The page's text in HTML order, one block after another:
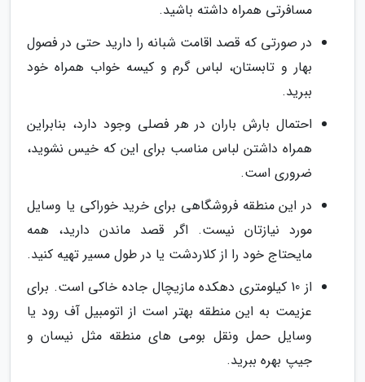
مسافرتی همراه داشته باشید.
در صورتی که قصد اقامت شبانه را دارید حتی در فصول
بهار و تابستان، لباس گرم و کیسه خواب همراه خود
ببرید.
احتمال بارش باران در هر فصلی وجود دارد، بنابراین
همراه داشتن لباس مناسب برای این که خیس نشوید،
ضروری است.
در این منطقه فروشگاهی برای خرید خوراکی یا وسایل
مورد نیازتان نیست. اگر قصد ماندن دارید، همه
مایحتاج خود را از کلاردشت یا در طول مسیر تهیه کنید.
از 10 کیلومتری دهکده مازیچال جاده خاکی است. برای
عزیمت به این منطقه بهتر است از اتومبیل آف رود یا
وسایل حمل ونقل بومی های منطقه مثل نیسان و
جیپ بهره ببرید.